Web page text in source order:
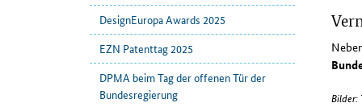
DesignEuropa Awards 2025
EZN Patenttag 2025
DPMA beim Tag der offenen Tür der
Bundesregierung